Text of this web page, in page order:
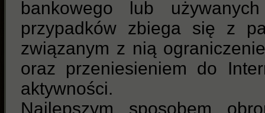
bankowego lub
przypadków zbiega się z
związanym z nią
oraz przeniesieniem do
aktywności.
Najlepszym sposobem